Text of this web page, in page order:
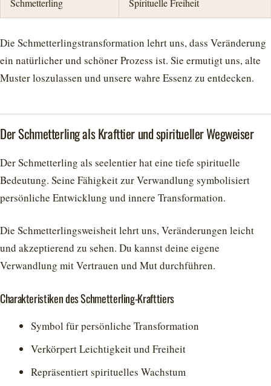
Schmetterling Spirituelle Freiheit
Die Schmetterlingstransformation lehrt uns, dass Veränderung
ein natürlicher und schöner Prozess ist. Sie ermutigt uns, alte
Muster loszulassen und unsere wahre Essenz zu entdecken.
Der Schmetterling als Krafttier und spiritueller Wegweiser
Der Schmetterling als seelentier hat eine tiefe spirituelle
Bedeutung. Seine Fähigkeit zur Verwandlung symbolisiert
persönliche Entwicklung und innere Transformation.
Die Schmetterlingsweisheit lehrt uns, Veränderungen leicht
und akzeptierend zu sehen. Du kannst deine eigene
Verwandlung mit Vertrauen und Mut durchführen.
Charakteristiken des Schmetterling-Krafttiers
Symbol für persönliche Transformation
Verkörpert Leichtigkeit und Freiheit
Repräsentiert spirituelles Wachstum